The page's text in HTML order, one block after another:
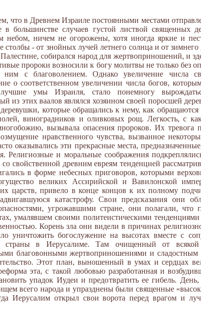
что в Древнем Израиле постоянными местами
в большинстве случаев густой листвой священных
небом, ничем не огорожены, хотя иногда яркие и
- от знойных лучей летнего солнца и от
собирался народ для жертвоприношений, и
пророки возносили к богу молитвы не только без
с благоволением. Однако увеличение числа
о соответственном увеличении числа богов,
умы Израиля, стало понемногу
из этих ваалов являлся хозяином своей поросшей
которые обращались к нему, как обращаются
виноградников и оливковых рощ. Легкость, с
вызывала опасения пророков. Их тревога
нравственного чувства, вызванное
оказывались эти прекрасные места,
Религиозные и моральные соображения
свойственной древним евреям тенденцией
в форме небесных приговоров, которыми
великих Ассирийской и Вавилонской
царств, привело в конце концов к их полному
катастрофу. Свои предсказания они
угрожавшими стране, они полагали, что
умалявшем своими политеистическими
Корень зла они видели в причинах
уничтожить богослужение на высотах вместе с
страны в Иерусалиме. Там очищенный от
благовонными жертвоприношениями и сладостным
Этот план, выношенный в умах и сердцах
эта, с такой любовью разработанная и
упадок Иудеи и предотвратить ее гибель.
всего народа и упразднены были священные
Иерусалим открыл свои ворота перед врагом и